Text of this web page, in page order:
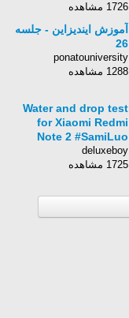
1726 مشاهده
آموزش ایندیزاین - جلسه
26
ponatouniversity
1288 مشاهده
Water and drop test
for Xiaomi Redmi
Note 2 #SamiLuo
deluxeboy
1725 مشاهده